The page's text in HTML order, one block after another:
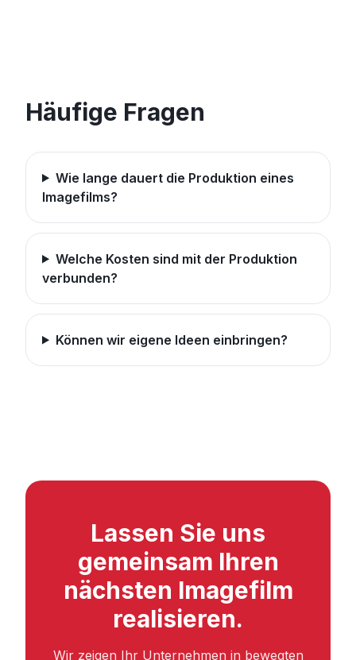
Häufige Fragen
Wie lange dauert die Produktion eines
Imagefilms?
Welche Kosten sind mit der Produktion
verbunden?
Können wir eigene Ideen einbringen?
Lassen Sie uns
gemeinsam Ihren
nächsten Imagefilm
realisieren.
Wir zeigen Ihr Unternehmen in bewegten